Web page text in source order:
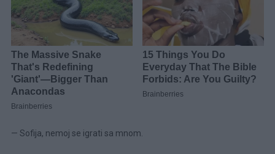
— Sofija, nemoj se igrati sa mnom.